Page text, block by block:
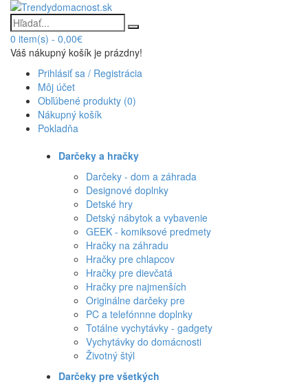
0 item(s) - 0,00€
Váš nákupný košík je prázdny!
Prihlásiť sa / Registrácia
Môj účet
Obľúbené produkty (0)
Nákupný košík
Pokladňa
Darčeky a hračky
Darčeky - dom a záhrada
Designové doplnky
Detské hry
Detský nábytok a vybavenie
GEEK - komiksové predmety
Hračky na záhradu
Hračky pre chlapcov
Hračky pre dievčatá
Hračky pre najmenších
Originálne darčeky pre
PC a telefónnne doplnky
Totálne vychytávky - gadgety
Vychytávky do domácnosti
Životný štýl
Darčeky pre všetkých